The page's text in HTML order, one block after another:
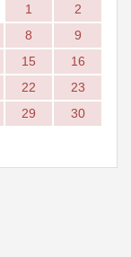
1
2
8
9
15
16
22
23
29
30